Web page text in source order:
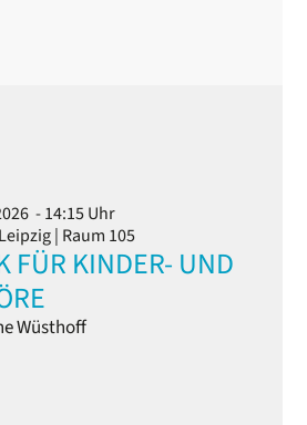
- 14:15 Uhr
| Raum 105
FÜR KINDER- UND
Wüsthoff